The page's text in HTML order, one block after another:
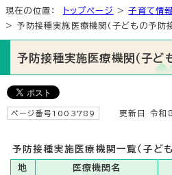
現在の位置： トップページ >子育て情報
> 予防接種実施医療機関（子どもの予防接
予防接種実施医療機関（子ど
ページ番号1003789 更新日 令和
予防接種実施医療機関一覧（子ど
地
医療機関名